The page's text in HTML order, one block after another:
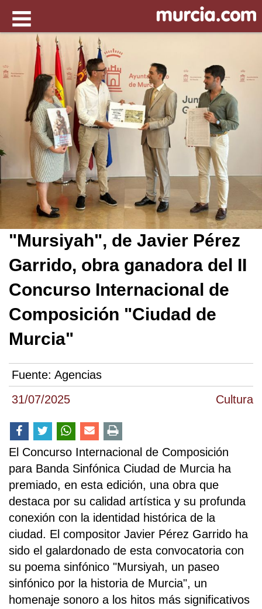
31/07/2025 Cultura
"Mursiyah", de Javier Pérez
Garrido, obra ganadora del II
Concurso Internacional de
Composición "Ciudad de
Murcia"
Fuente: Agencias
El Concurso Internacional de Composición
para Banda Sinfónica Ciudad de Murcia ha
premiado, en esta edición, una obra que
destaca por su calidad artística y su profunda
conexión con la identidad histórica de la
ciudad. El compositor Javier Pérez Garrido ha
sido el galardonado de esta convocatoria con
su poema sinfónico "Mursiyah, un paseo
sinfónico por la historia de Murcia", un
homenaje sonoro a los hitos más significativos